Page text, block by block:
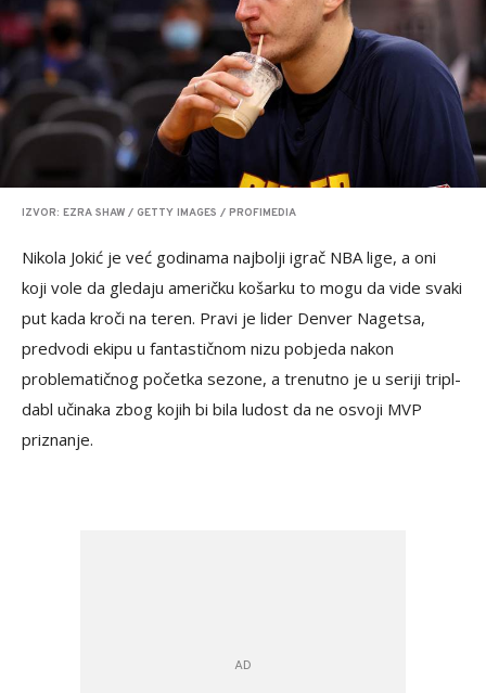
IZVOR: EZRA SHAW / GETTY IMAGES / PROFIMEDIA
Nikola Jokić je već godinama najbolji igrač NBA lige, a oni
koji vole da gledaju američku košarku to mogu da vide svaki
put kada kroči na teren. Pravi je lider Denver Nagetsa,
predvodi ekipu u fantastičnom nizu pobjeda nakon
problematičnog početka sezone, a trenutno je u seriji tripl-
dabl učinaka zbog kojih bi bila ludost da ne osvoji MVP
priznanje.